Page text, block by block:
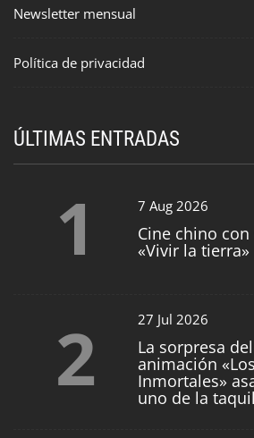
Newsletter mensual
Política de privacidad
ÚLTIMAS ENTRADAS
1 7 Aug 2026
Cine chino
«Vivir la tierra»
2 27 Jul 2026
La sorpresa
animación
Inmortales»
uno de la